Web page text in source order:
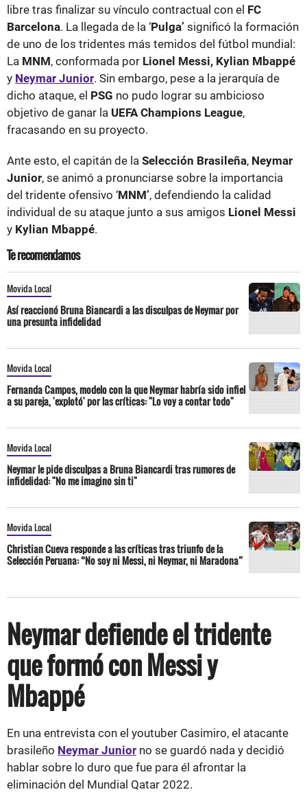
libre tras finalizar su vínculo contractual con el FC
Barcelona. La llegada de la ‘Pulga’ significó la formación
de uno de los tridentes más temidos del fútbol mundial:
La MNM, conformada por Lionel Messi, Kylian Mbappé
y Neymar Junior. Sin embargo, pese a la jerarquía de
dicho ataque, el PSG no pudo lograr su ambicioso
objetivo de ganar la UEFA Champions League,
fracasando en su proyecto.
Ante esto, el capitán de la Selección Brasileña, Neymar
Junior, se animó a pronunciarse sobre la importancia
del tridente ofensivo ‘MNM’, defendiendo la calidad
individual de su ataque junto a sus amigos Lionel Messi
y Kylian Mbappé.
Te recomendamos
Movida Local
Así reaccionó Bruna Biancardi a las disculpas de Neymar por
una presunta infidelidad
Movida Local
Fernanda Campos, modelo con la que Neymar habría sido infiel
a su pareja, 'explotó' por las críticas: "Lo voy a contar todo"
Movida Local
Neymar le pide disculpas a Bruna Biancardi tras rumores de
infidelidad: "No me imagino sin ti"
Movida Local
Christian Cueva responde a las críticas tras triunfo de la
Selección Peruana: “No soy ni Messi, ni Neymar, ni Maradona”
Neymar defiende el tridente
que formó con Messi y
Mbappé
En una entrevista con el youtuber Casimiro, el atacante
brasileño Neymar Junior no se guardó nada y decidió
hablar sobre lo duro que fue para él afrontar la
eliminación del Mundial Qatar 2022.